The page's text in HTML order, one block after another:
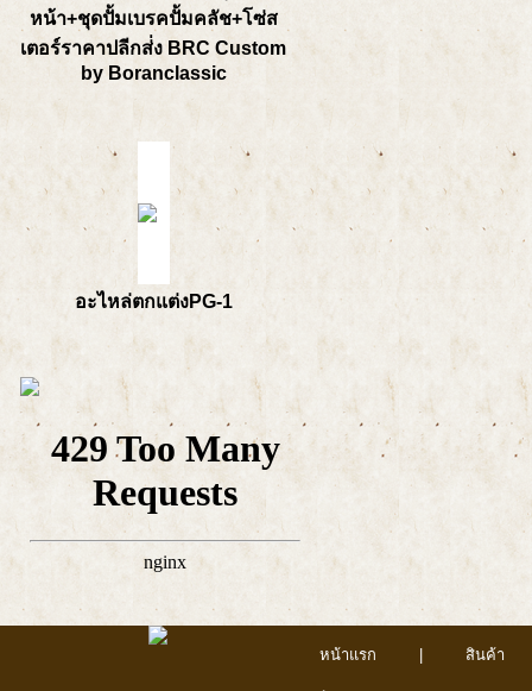
หน้า+ชุดปั้มเบรคปั้มคลัช+โซ่ส
เตอร์ราคาปลีกส่่ง BRC Custom
by Boranclassic
อะไหล่ตกแต่งPG-1
หน้าแรก สินค้า